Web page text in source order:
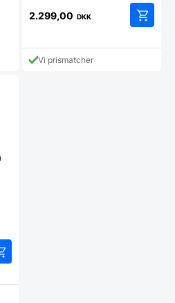
2.299,00 DKK
Vi prismatcher